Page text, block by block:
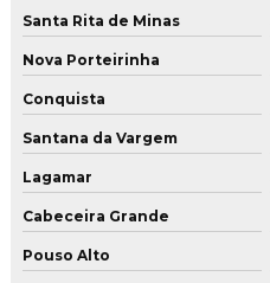
Santa Rita de Minas
Nova Porteirinha
Conquista
Santana da Vargem
Lagamar
Cabeceira Grande
Pouso Alto